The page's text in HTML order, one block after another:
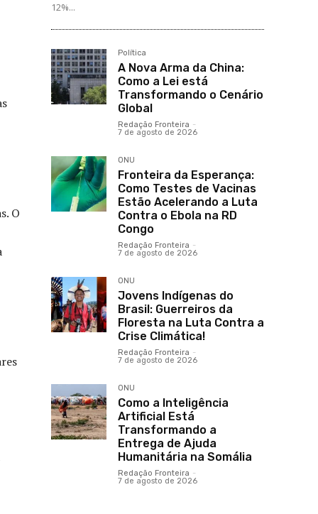
O
12%...
Política
A Nova Arma da China:
Como a Lei está
Transformando o Cenário
Global
Redação Fronteira -
7 de agosto de 2026
ONU
Fronteira da Esperança:
Como Testes de Vacinas
Estão Acelerando a Luta
Contra o Ebola na RD
Congo
Redação Fronteira -
7 de agosto de 2026
ONU
Jovens Indígenas do
Brasil: Guerreiros da
Floresta na Luta Contra a
Crise Climática!
Redação Fronteira -
7 de agosto de 2026
ONU
Como a Inteligência
Artificial Está
Transformando a
Entrega de Ajuda
Humanitária na Somália
Redação Fronteira -
7 de agosto de 2026